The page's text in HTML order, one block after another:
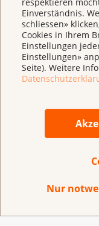
Einverständnis.
schliessen»
Cookies in Ihrem
Einstellungen
Einstellungen»
Seite). Weitere
Nur
Wie gehen Sie
In unserem
Schweiz
gezielte
kognitiven
während der
den Kindern den
möglichst
spitäler Bern